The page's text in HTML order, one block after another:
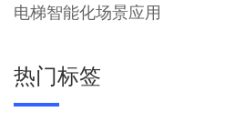
电梯智能化场景应用
热门标签